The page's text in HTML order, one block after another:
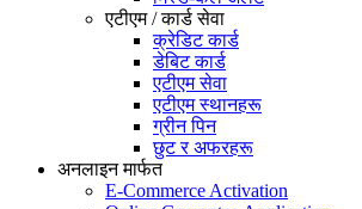
एटीएम / कार्ड सेवा
क्रेडिट कार्ड
डेबिट कार्ड
एटीएम सेवा
एटीएम स्थानहरू
ग्रीन पिन
छुट र अफरहरू
अनलाइन मार्फत
E-Commerce Activation